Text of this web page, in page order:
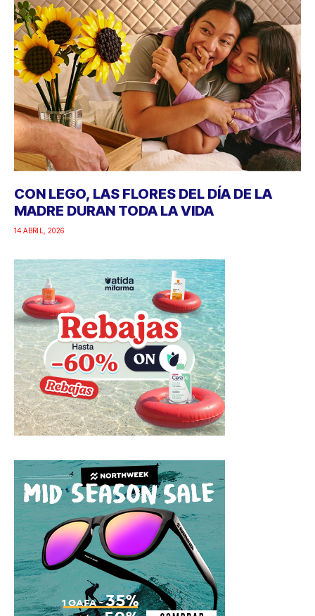
CON LEGO, LAS FLORES DEL DÍA DE LA
MADRE DURAN TODA LA VIDA
14 ABRIL, 2026